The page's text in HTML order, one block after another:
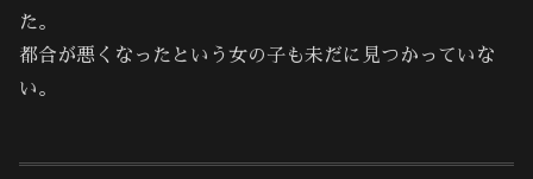
た。
都合が悪くなったという女の子も未だに見つかっていな
い。